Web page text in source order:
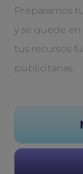
Preparamos
y se quede en
tus recursos
publicitarias.